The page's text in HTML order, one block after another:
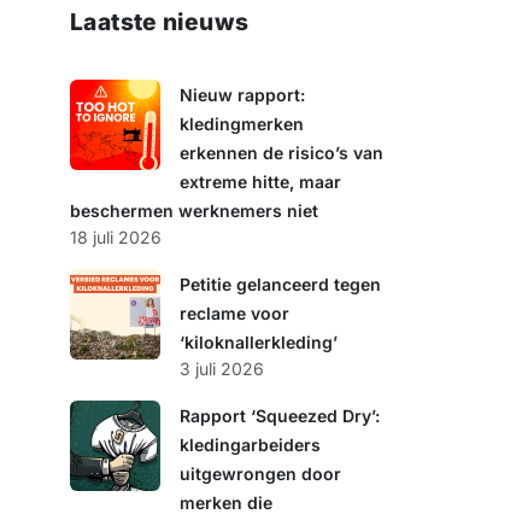
k
n
Laatste nieuws
Nieuw rapport:
kledingmerken
erkennen de risico’s van
extreme hitte, maar
beschermen werknemers niet
18 juli 2026
Petitie gelanceerd tegen
reclame voor
‘kiloknallerkleding’
3 juli 2026
Rapport ‘Squeezed Dry’:
kledingarbeiders
uitgewrongen door
merken die